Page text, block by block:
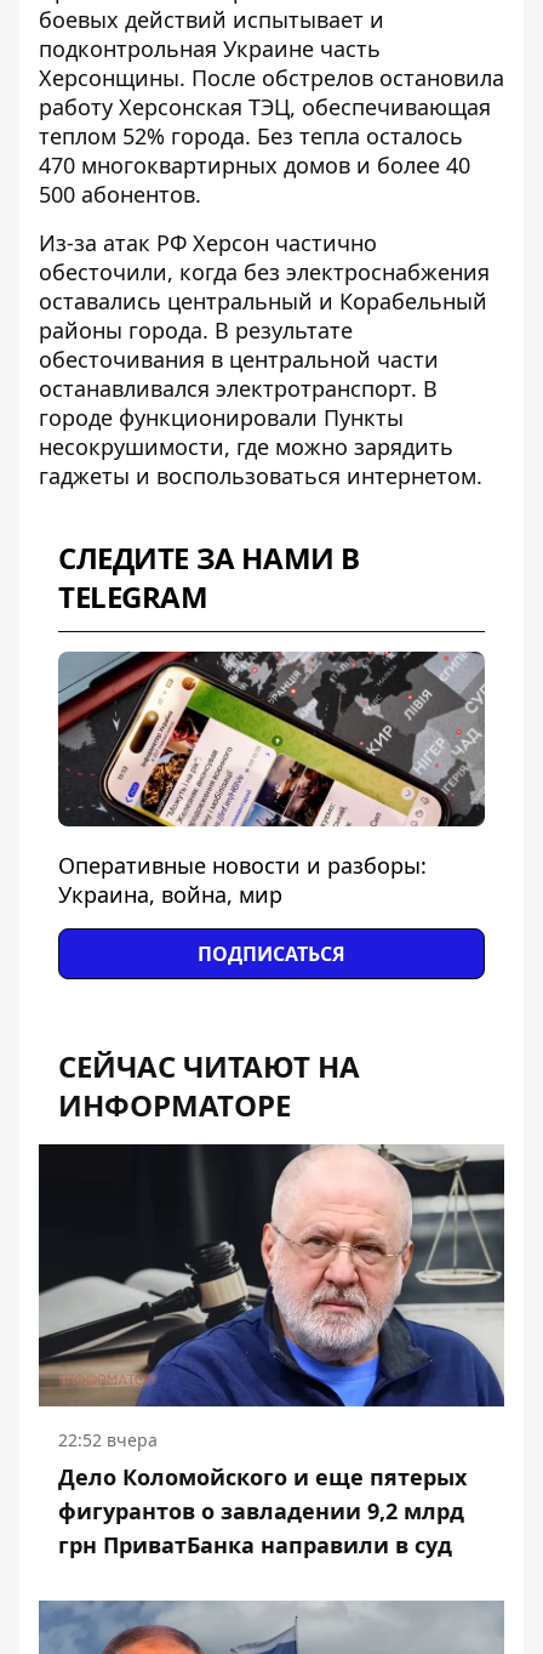
боевых действий испытывает и
подконтрольная Украине часть
Херсонщины. После обстрелов остановила
работу Херсонская ТЭЦ, обеспечивающая
теплом 52% города. Без тепла осталось
470 многоквартирных домов и более 40
500 абонентов.
Из-за атак РФ Херсон частично
обесточили, когда без электроснабжения
оставались центральный и Корабельный
районы города. В результате
обесточивания в центральной части
останавливался электротранспорт. В
городе функционировали Пункты
несокрушимости, где можно зарядить
гаджеты и воспользоваться интернетом.
СЛЕДИТЕ ЗА НАМИ В
TELEGRAM
Оперативные новости и разборы:
Украина, война, мир
ПОДПИСАТЬСЯ
СЕЙЧАС ЧИТАЮТ НА
ИНФОРМАТОРЕ
22:52 вчера
Дело Коломойского и еще пятерых
фигурантов о завладении 9,2 млрд
грн ПриватБанка направили в суд